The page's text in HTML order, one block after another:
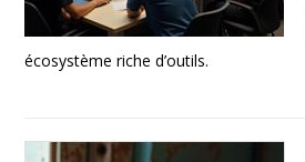
écosystème riche d’outils.